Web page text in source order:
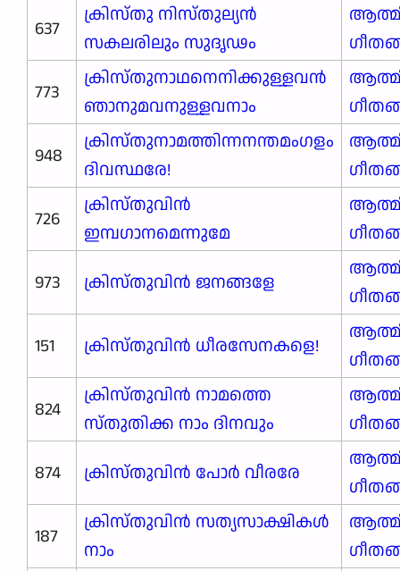
637
ക്രിസ്തു നിസ്തുല്യൻ
സകലരിലും സുദൃഢം
773
ക്രിസ്തുനാഥനെനിക്കുള്ളവൻ
ഞാനുമവനുള്ളവനാം
948
ക്രിസ്തുനാമത്തിന്നനന്തമംഗളം
ദിവസ്ഥരേ!
726
ക്രിസ്തുവിൻ
ഇമ്പഗാനമെന്നുമേ
973
ക്രിസ്തുവിൻ ജനങ്ങളേ
151
ക്രിസ്തുവിൻ ധീരസേനകളെ!
824
ക്രിസ്തുവിൻ നാമത്തെ
സ്തുതിക്ക നാം ദിനവും
874
ക്രിസ്തുവിൻ പോർ വീരരേ
187
ക്രിസ്തുവിൻ സത്യസാക്ഷികൾ
നാം